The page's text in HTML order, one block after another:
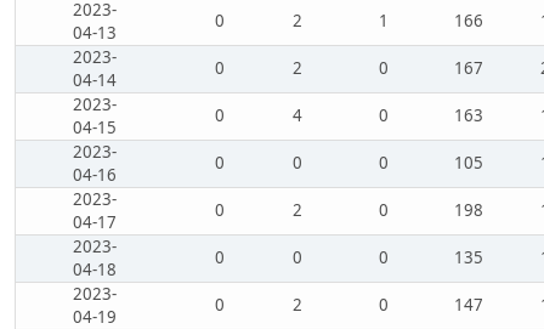
2023-
04-13
0 2 1 166
2023-
04-14
0 2 0 167
2023-
04-15
0 4 0 163
2023-
04-16
0 0 0 105
2023-
04-17
0 2 0 198
2023-
04-18
0 0 0 135
2023-
04-19
0 2 0 147